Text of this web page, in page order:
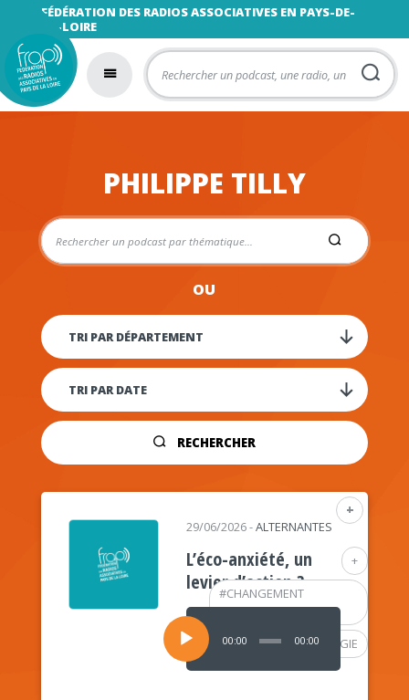
FÉDÉRATION DES RADIOS ASSOCIATIVES EN PAYS-DE-
LA-LOIRE
PHILIPPE TILLY
OU
RECHERCHER
+
+
#CHANGEMENT
CLIMATIQUE
#PSYCHOLOGIE
29/06/2026-ALTERNANTES
L’éco-anxiété, un
levier d’action ?
Lecteur
audio
00:00 00:00